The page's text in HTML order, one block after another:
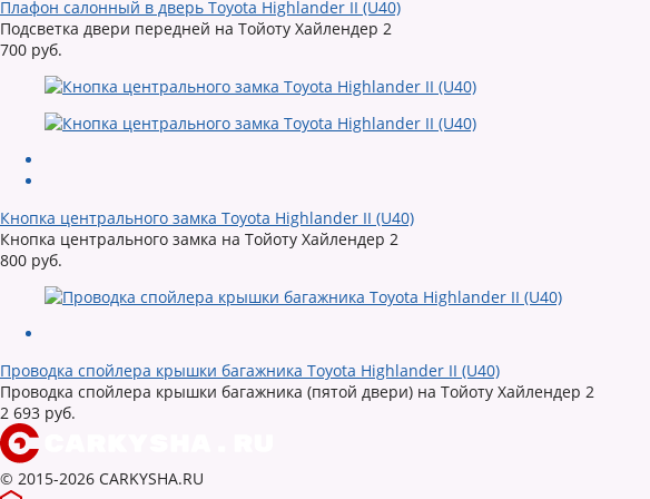
Плафон салонный в дверь Toyota Highlander II (U40)
Подсветка двери передней на Тойоту Хайлендер 2
700 руб.
Кнопка центрального замка Toyota Highlander II (U40)
Кнопка центрального замка на Тойоту Хайлендер 2
800 руб.
Проводка спойлера крышки багажника Toyota Highlander II (U40)
Проводка спойлера крышки багажника (пятой двери) на Тойоту Хайлендер 2
2 693 руб.
© 2015-2026 CARKYSHA.RU